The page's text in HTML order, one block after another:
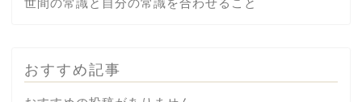
世間の常識と自分の常識を合わせること
おすすめ記事